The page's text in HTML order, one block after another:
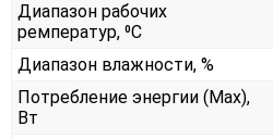
Диапазон рабочих
ремператур, ⁰С
Диапазон влажности, %
Потребление энергии (Max),
Вт